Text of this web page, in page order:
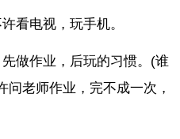
看电视，玩手机。
做作业，后玩的习惯。(谁
老师作业，完不成一次，